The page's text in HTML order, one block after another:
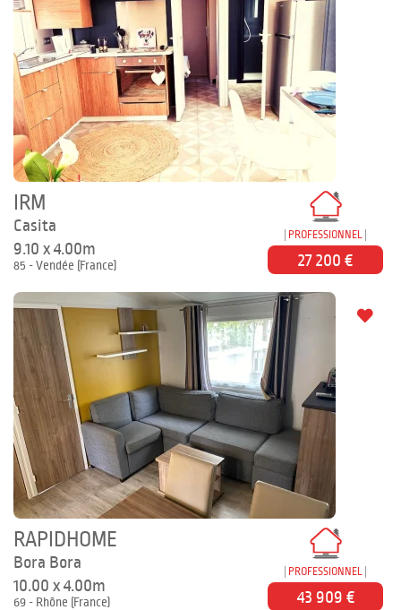
IRM
Casita
9.10 x 4.00m
85 - Vendée (France)
PROFESSIONNEL
27 200 €
RAPIDHOME
Bora Bora
10.00 x 4.00m
69 - Rhône (France)
PROFESSIONNEL
43 909 €